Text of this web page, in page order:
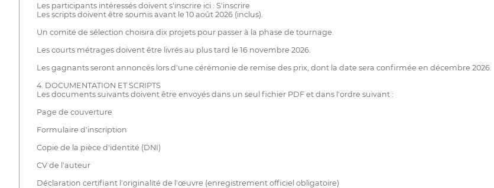
Les participants intéressés doivent s'inscrire ici : S'inscrire
Les scripts doivent être soumis avant le 10 août 2026 (inclus).
Un comité de sélection choisira dix projets pour passer à la phase de tournage.
Les courts métrages doivent être livrés au plus tard le 16 novembre 2026.
Les gagnants seront annoncés lors d'une cérémonie de remise des prix, dont la date sera confirmée en décembre 2026.
4. DOCUMENTATION ET SCRIPTS
Les documents suivants doivent être envoyés dans un seul fichier PDF et dans l'ordre suivant :
Page de couverture
Formulaire d'inscription
Copie de la pièce d'identité (DNI)
CV de l'auteur
Déclaration certifiant l'originalité de l'œuvre (enregistrement officiel obligatoire)